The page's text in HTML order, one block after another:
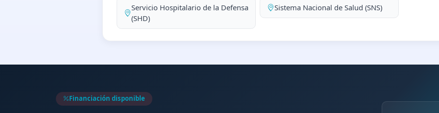
Servicio Hospitalario de la Defensa
(SHD)
Sistema Nacional de Salud (SNS)
Financiación disponible